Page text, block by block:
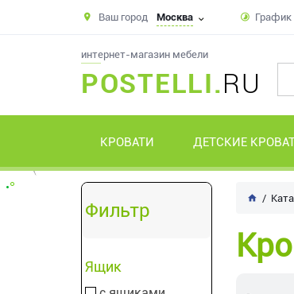
Ваш город Москва График
интернет-магазин мебели
POSTELLI.RU
КРОВАТИ ДЕТСКИЕ
Фильтр
Ящик